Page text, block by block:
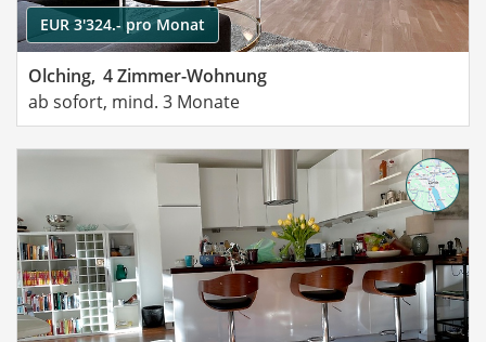
EUR 3'324.- pro Monat
Olching, 4 Zimmer-Wohnung
ab sofort, mind. 3 Monate